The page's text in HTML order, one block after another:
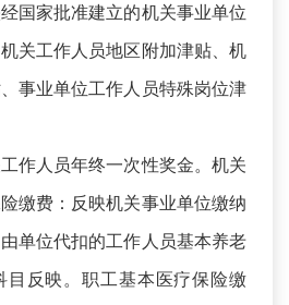
国家批准建立的机关事业单位
关工作人员地区附加津贴、机
事业单位工作人员特殊岗位津
作人员年终一次性奖金。机关
缴费：反映机关事业单位缴纳
单位代扣的工作人员基本养老
目反映。职工基本医疗保险缴